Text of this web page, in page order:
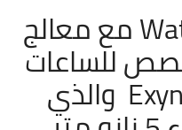
Watch 5 Pro مع معالج
للساعات
من نوع Exynos W920 والذي